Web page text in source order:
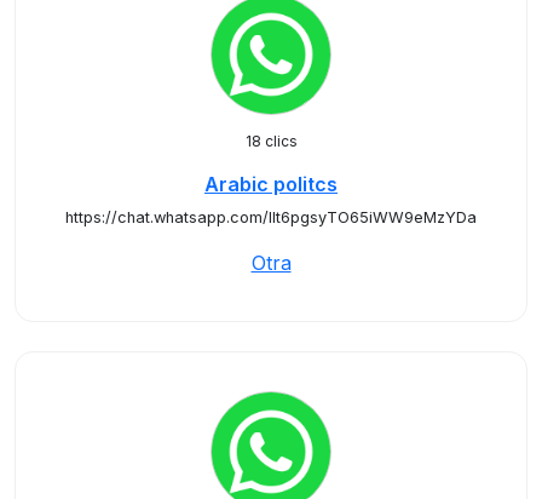
18 clics
Arabic politcs
https://chat.whatsapp.com/IIt6pgsyTO65iWW9eMzYDa
Otra